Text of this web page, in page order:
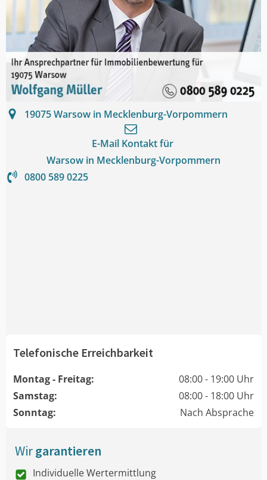
19075Warsow in Mecklenburg-Vorpommern
E-Mail Kontakt für
Warsow in Mecklenburg-Vorpommern
0800 589 0225
Telefonische Erreichbarkeit
Montag - Freitag:
08:00 - 19:00 Uhr
Samstag:
08:00 - 18:00 Uhr
Sonntag:
Nach Absprache
Wirgarantieren
Individuelle Wertermittlung